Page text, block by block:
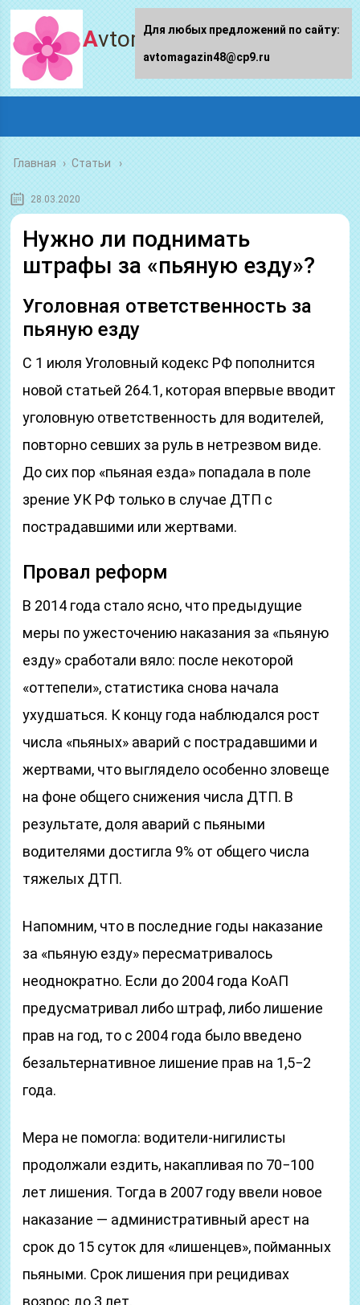
Avtomagazin48.ru
Главная › Статьи
28.03.2020
Нужно ли поднимать
штрафы за «пьяную езду»?
Уголовная ответственность за
пьяную езду
С 1 июля Уголовный кодекс РФ пополнится
новой статьей 264.1, которая впервые вводит
уголовную ответственность для водителей,
повторно севших за руль в нетрезвом виде.
До сих пор «пьяная езда» попадала в поле
зрение УК РФ только в случае ДТП с
пострадавшими или жертвами.
Провал реформ
В 2014 года стало ясно, что предыдущие
меры по ужесточению наказания за «пьяную
езду» сработали вяло: после некоторой
«оттепели», статистика снова начала
ухудшаться. К концу года наблюдался рост
числа «пьяных» аварий с пострадавшими и
жертвами, что выглядело особенно зловеще
на фоне общего снижения числа ДТП. В
результате, доля аварий с пьяными
водителями достигла 9% от общего числа
тяжелых ДТП.
Напомним, что в последние годы наказание
за «пьяную езду» пересматривалось
неоднократно. Если до 2004 года КоАП
предусматривал либо штраф, либо лишение
прав на год, то с 2004 года было введено
безальтернативное лишение прав на 1,5−2
года.
Мера не помогла: водители-нигилисты
продолжали ездить, накапливая по 70−100
лет лишения. Тогда в 2007 году ввели новое
наказание — административный арест на
срок до 15 суток для «лишенцев», пойманных
пьяными. Срок лишения при рецидивах
возрос до 3 лет.
Для любых предложений по сайту:
avtomagazin48@cp9.ru